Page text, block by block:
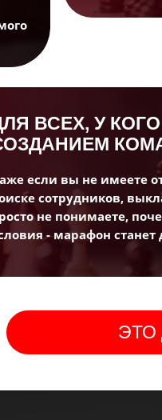
Дата
5 января в 11:00
мск
если вы не имеете
сотрудников,
не понимаете,
- марафон
ВСЕХ, У
ЭТО
Онлайн-игра